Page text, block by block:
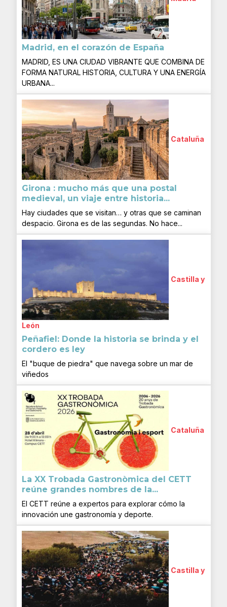
Madrid, en el corazón de España
MADRID, ES UNA CIUDAD VIBRANTE QUE COMBINA DE
FORMA NATURAL HISTORIA, CULTURA Y UNA ENERGÍA
URBANA...
Cataluña
Girona : mucho más que una postal
medieval, un viaje entre historia...
Hay ciudades que se visitan… y otras que se caminan
despacio. Girona es de las segundas. No hace...
Castilla y
León
Peñafiel: Donde la historia se brinda y el
cordero es ley
El "buque de piedra" que navega sobre un mar de
viñedos
Cataluña
La XX Trobada Gastronòmica del CETT
reúne grandes nombres de la...
El CETT reúne a expertos para explorar cómo la
innovación une gastronomía y deporte.
Castilla y